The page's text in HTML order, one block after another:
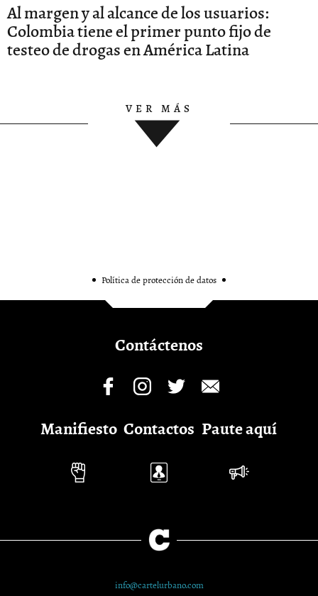
Al margen y al alcance de los usuarios:
Colombia tiene el primer punto fijo de
testeo de drogas en América Latina
VER MÁS
Política de protección de datos
Contáctenos
Manifiesto Contactos Paute aquí
info@cartelurbano.com